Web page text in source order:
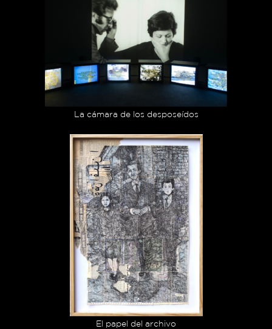
La cámara de los desposeídos
El papel del archivo